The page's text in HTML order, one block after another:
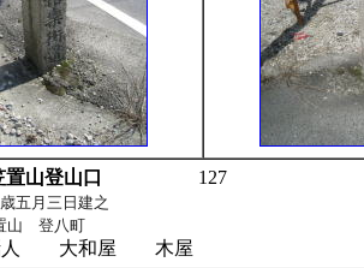
置山登山口 127
月三日建之
登八町
大和屋 木屋